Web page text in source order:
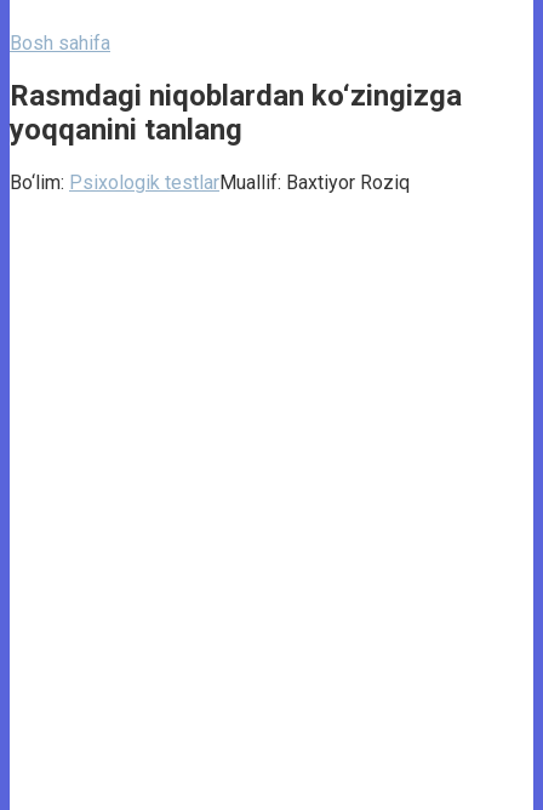
Bosh sahifa
Rasmdagi niqoblardan ko‘zingizga
yoqqanini tanlang
Bo‘lim: Psixologik testlarMuallif: Baxtiyor Roziq